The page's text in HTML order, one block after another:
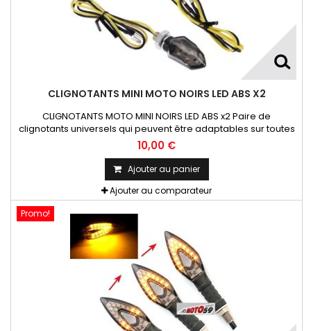
CLIGNOTANTS MINI MOTO NOIRS LED ABS X2
CLIGNOTANTS MOTO MINI NOIRS LED ABS x2 Paire de
clignotants universels qui peuvent être adaptables sur toutes
motos ou scooters
10,00 €
Ajouter au panier
Ajouter au comparateur
Promo!